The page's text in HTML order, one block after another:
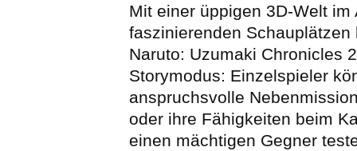
Mit einer üppigen 3D-Welt im
faszinierenden Schauplätzen
Naruto: Uzumaki Chronicles
Storymodus: Einzelspieler
anspruchsvolle
oder ihre Fähigkeiten beim
einen mächtigen Gegner